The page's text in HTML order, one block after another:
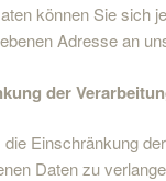
können Sie sich
Adresse an
der
Einschränkung
Daten zu